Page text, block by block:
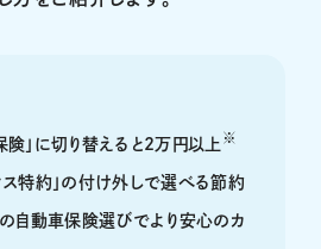
険」に切り替えると2万円以上 ※
ス特約」の付け外しで選べる節約
自動車保険選びでより安心のカ